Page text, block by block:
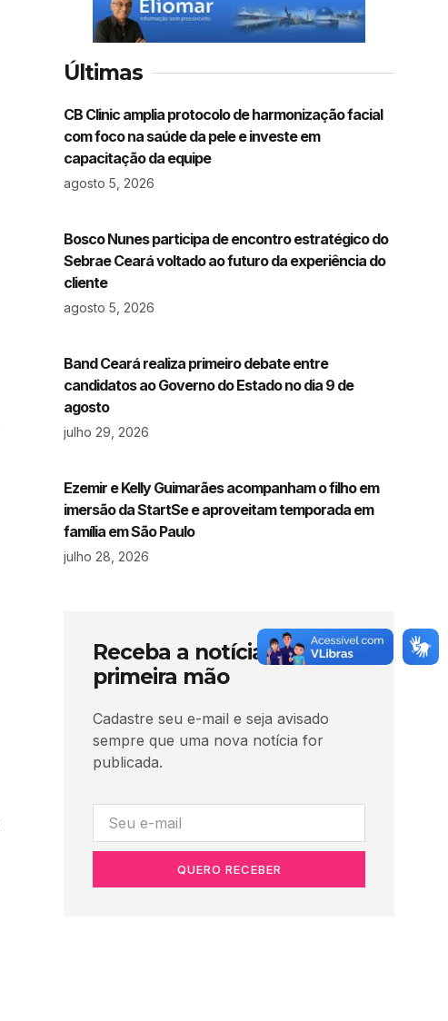
Últimas
CB Clinic amplia protocolo de harmonização facial
com foco na saúde da pele e investe em
capacitação da equipe
agosto 5, 2026
Bosco Nunes participa de encontro estratégico do
Sebrae Ceará voltado ao futuro da experiência do
cliente
agosto 5, 2026
Band Ceará realiza primeiro debate entre
candidatos ao Governo do Estado no dia 9 de
agosto
julho 29, 2026
Ezemir e Kelly Guimarães acompanham o filho em
imersão da StartSe e aproveitam temporada em
família em São Paulo
julho 28, 2026
Receba a notícia em
primeira mão
Cadastre seu e-mail e seja avisado
sempre que uma nova notícia for
publicada.
QUERO RECEBER